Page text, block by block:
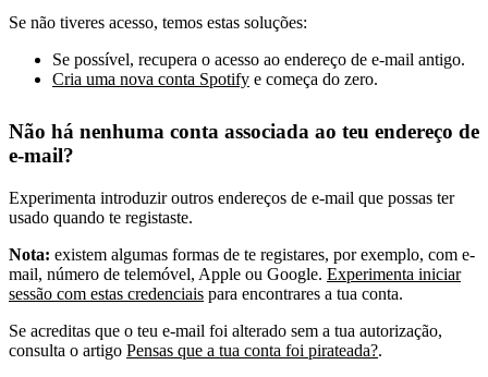
Se não tiveres acesso, temos estas soluções:
Se possível, recupera o acesso ao endereço de e-mail antigo.
Cria uma nova conta Spotify e começa do zero.
Não há nenhuma conta associada ao teu endereço de
e-mail?
Experimenta introduzir outros endereços de e-mail que possas ter
usado quando te registaste.
Nota: existem algumas formas de te registares, por exemplo, com e-
mail, número de telemóvel, Apple ou Google. Experimenta iniciar
sessão com estas credenciais para encontrares a tua conta.
Se acreditas que o teu e-mail foi alterado sem a tua autorização,
consulta o artigo Pensas que a tua conta foi pirateada?.